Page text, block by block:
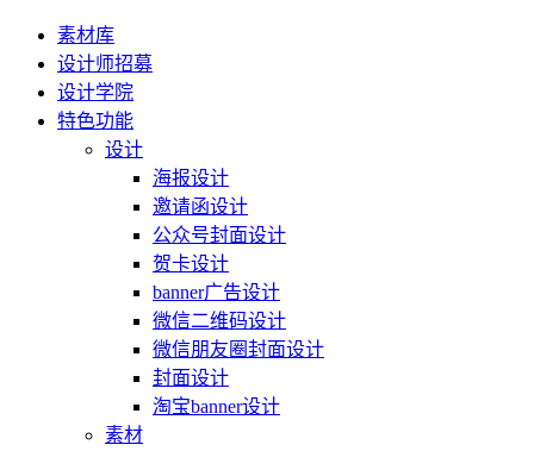
素材库
设计师招募
设计学院
特色功能
设计
海报设计
邀请函设计
公众号封面设计
贺卡设计
banner广告设计
微信二维码设计
微信朋友圈封面设计
封面设计
淘宝banner设计
素材